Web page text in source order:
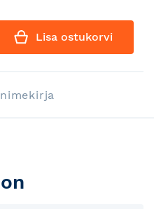
Lisa ostukorvi